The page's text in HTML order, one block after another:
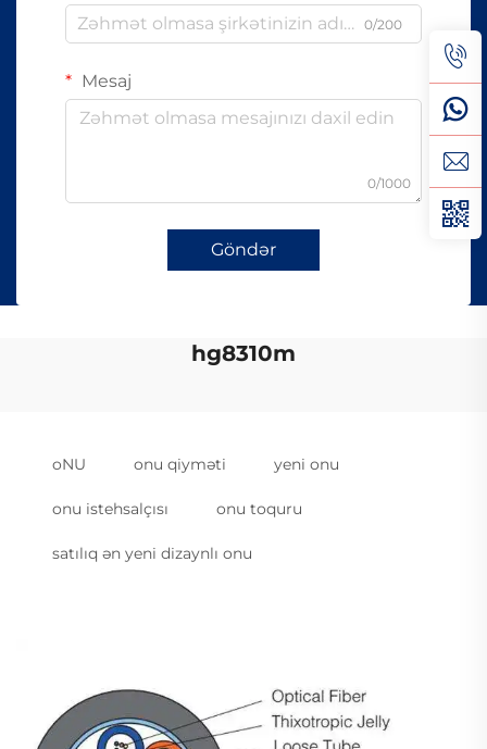
0/200
Mesaj
0/1000
Göndər
hg8310m
oNU onu qiyməti yeni onu
onu istehsalçısı onu toquru
satılıq ən yeni dizaynlı onu